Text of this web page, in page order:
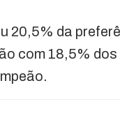
20,5% da
com 18,5%